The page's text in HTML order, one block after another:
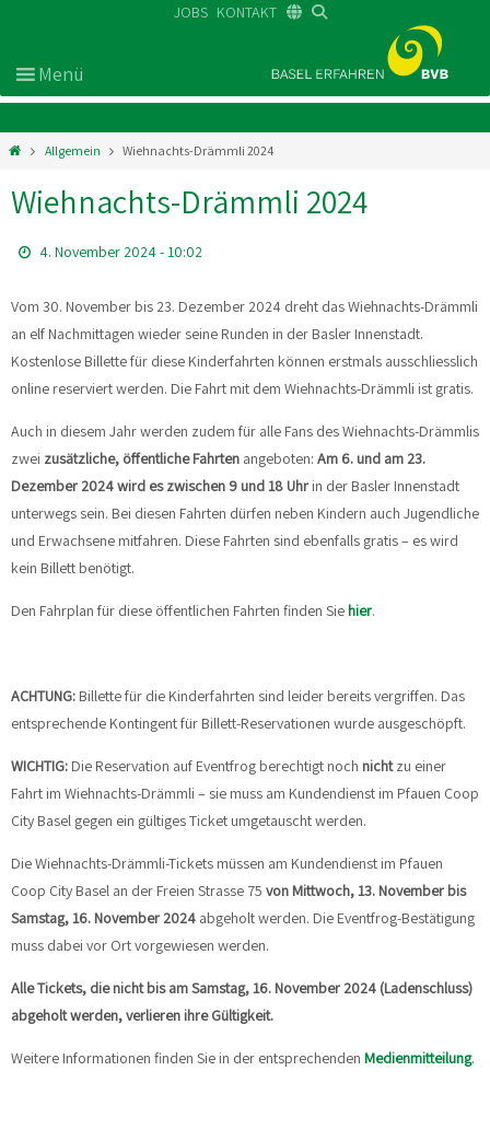
JOBS KONTAKT
Allgemein Wiehnachts-Drämmli 2024
Wiehnachts-Drämmli 2024
4. November 2024 - 10:02
Vom 30. November bis 23. Dezember 2024 dreht das Wiehnachts-Drämmli
an elf Nachmittagen wieder seine Runden in der Basler Innenstadt.
Kostenlose Billette für diese Kinderfahrten können erstmals ausschliesslich
online reserviert werden. Die Fahrt mit dem Wiehnachts-Drämmli ist gratis.
Auch in diesem Jahr werden zudem für alle Fans des Wiehnachts-Drämmlis
zwei zusätzliche, öffentliche Fahrten angeboten: Am 6. und am 23.
Dezember 2024 wird es zwischen 9 und 18 Uhr in der Basler Innenstadt
unterwegs sein. Bei diesen Fahrten dürfen neben Kindern auch Jugendliche
und Erwachsene mitfahren. Diese Fahrten sind ebenfalls gratis – es wird
kein Billett benötigt.
Den Fahrplan für diese öffentlichen Fahrten finden Siehier.
ACHTUNG: Billette für die Kinderfahrten sind leider bereits vergriffen. Das
entsprechende Kontingent für Billett-Reservationen wurde ausgeschöpft.
WICHTIG: Die Reservation auf Eventfrog berechtigt noch nichtzu einer
Fahrt im Wiehnachts-Drämmli – sie muss am Kundendienst im Pfauen Coop
City Basel gegen ein gültiges Ticket umgetauscht werden.
Die Wiehnachts-Drämmli-Tickets müssen am Kundendienst im Pfauen
Coop City Basel an der Freien Strasse 75 von Mittwoch, 13. November bis
Samstag, 16. November 2024 abgeholt werden. Die Eventfrog-Bestätigung
muss dabei vor Ort vorgewiesen werden.
Alle Tickets, die nicht bis am Samstag, 16. November 2024 (Ladenschluss)
abgeholt werden, verlieren ihre Gültigkeit.
Weitere Informationen finden Sie in der entsprechenden Medienmitteilung.